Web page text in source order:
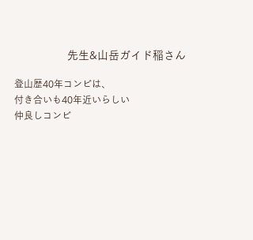
先生&山岳ガイド稲さん
登山歴40年コンビは、
付き合いも40年近いらしい
仲良しコンビ